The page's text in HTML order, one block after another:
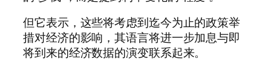
但它表示，这些将考虑到迄今为止的政策举
措对经济的影响，其语言将进一步加息与即
将到来的经济数据的演变联系起来。